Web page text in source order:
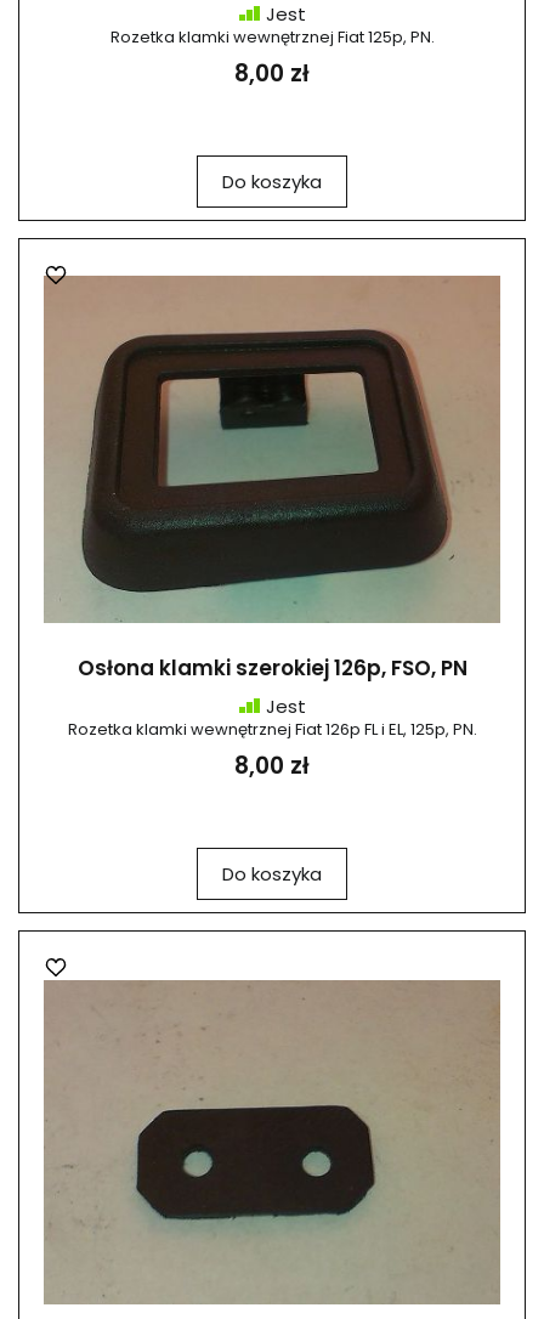
Jest
Rozetka klamki wewnętrznej Fiat 125p, PN.
8,00 zł
Do koszyka
Osłona klamki szerokiej 126p, FSO, PN
Jest
Rozetka klamki wewnętrznej Fiat 126p FL i EL, 125p, PN.
8,00 zł
Do koszyka